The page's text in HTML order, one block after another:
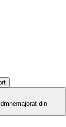
nemajorat din